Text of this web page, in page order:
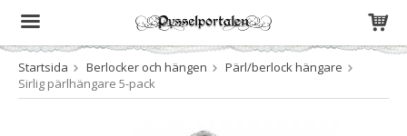
Produkten har blivit tillagd i varukorgen
Startsida Berlocker och hängen
Pärl/berlock hängare
Sirlig pärlhängare 5-pack